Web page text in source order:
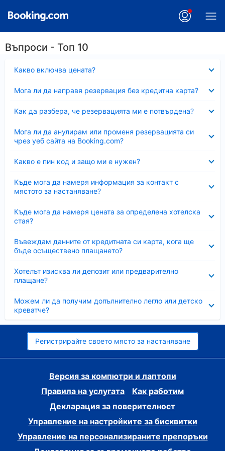
Въпроси - Топ 10
Какво включва цената?
Мога ли да направя резервация без кредитна карта?
Как да разбера, че резервацията ми е потвърдена?
Мога ли да анулирам или променя резервацията си
чрез уеб сайта на Booking.com?
Какво е пин код и защо ми е нужен?
Къде мога да намеря информация за контакт с
мястото за настаняване?
Къде мога да намеря цената за определена хотелска
стая?
Въвеждам данните от кредитната си карта, кога ще
бъде осъществено плащането?
Хотелът изисква ли депозит или предварително
плащане?
Можем ли да получим допълнително легло или детско
креватче?
Регистрирайте своето място за настаняване
Версия за компютри и лаптопи
Правила на услугата
Как работим
Декларация за поверителност
Управление на настройките за бисквитки
Управление на персонализираните препоръки